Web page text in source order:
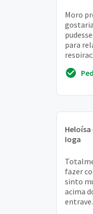
Moro
para
Heloísa
Ioga
fazer
sinto
acima